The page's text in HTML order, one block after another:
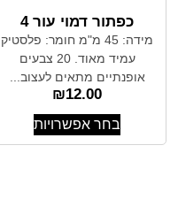
כפתור דמוי עור 4
מידה: 45 מ"מ חומר: פלסטיק
עמיד מאוד. 20 צבעים
אופנתיים מתאים לעצוב...
₪12.00
בחר אפשרויות